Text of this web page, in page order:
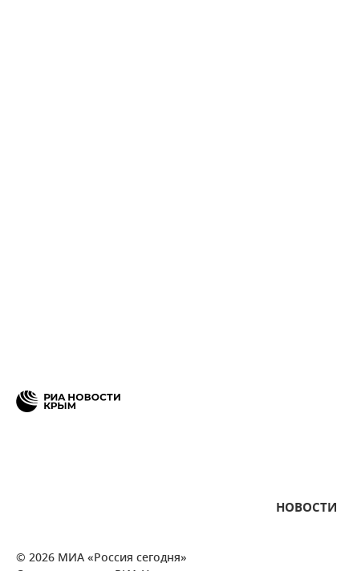
НОВОСТИ
© 2026 МИА «Россия сегодня»